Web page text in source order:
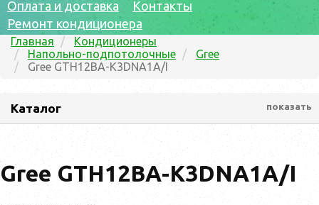
Оплата и доставка
Контакты
Ремонт кондиционера
Главная
Кондиционеры
Напольно-подпотолочные
Gree
Gree GTH12BA-K3DNA1A/I
Каталог показать
Gree GTH12BA-K3DNA1A/I